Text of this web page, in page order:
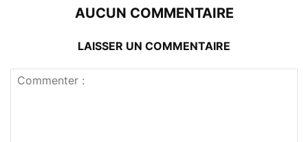
AUCUN COMMENTAIRE
LAISSER UN COMMENTAIRE